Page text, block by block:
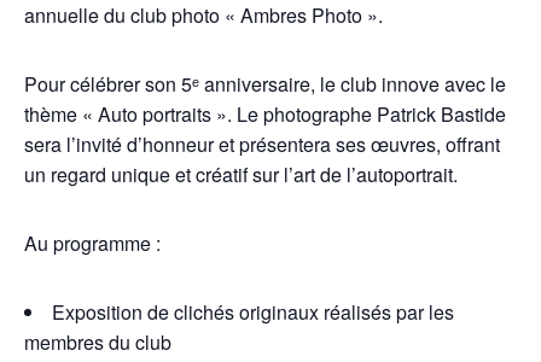
annuelle du club photo « Ambres Photo ».
Pour célébrer son 5ᵉ anniversaire, le club innove avec le
thème « Auto portraits ». Le photographe Patrick Bastide
sera l’invité d’honneur et présentera ses œuvres, offrant
un regard unique et créatif sur l’art de l’autoportrait.
Au programme :
Exposition de clichés originaux réalisés par les
membres du club